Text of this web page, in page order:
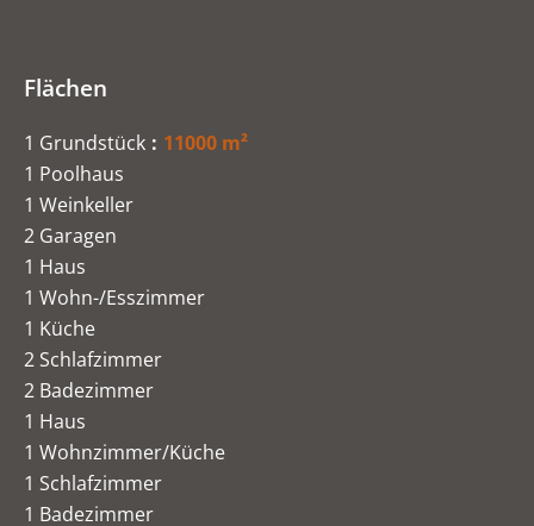
Flächen
1 Grundstück
11000 m²
1 Poolhaus
1 Weinkeller
2 Garagen
1 Haus
1 Wohn-/Esszimmer
1 Küche
2 Schlafzimmer
2 Badezimmer
1 Haus
1 Wohnzimmer/Küche
1 Schlafzimmer
1 Badezimmer